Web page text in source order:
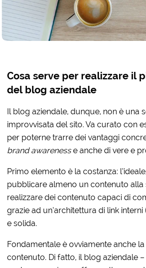
Cosa serve per realizzare il
del blog aziendale
Il blog aziendale, dunque, non è una
improvvisata del sito. Va curato con
per poterne trarre dei vantaggi
brand awarenesse anche di vere e
Primo elemento è la costanza:
pubblicare almeno un contenuto alla
realizzare dei contenuto capaci di
grazie ad un’architettura di link interni
e solida.
Fondamentale è ovviamente anche
contenuto. Di fatto, il blog aziendale